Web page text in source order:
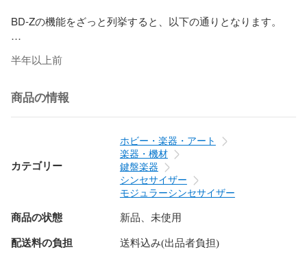
BD-Zの機能をざっと列挙すると、以下の通りとなります。
- Decayをノブでコントール可能
- ベースの波形をSine waveとSquare waveの間で、ノブでブ
レンドして選択可能
- CV入力によるthrough-zero FM modulation（attenuator付）
- CV入力によるAM modulationコントロール（attenuator付）
- Pitchをノブでコントロール可能
- 1V/OctでオシレーターのPicthをコントロール可能
- AmpのEnvelopeを出力可能（通常のEnvelopeとInvertした
また、モジュールの写真を見て分かるように、機能のほとん
どはCVによるコントロールが可能です。
半年以上前
商品の情報
カテゴリー
ホビー・楽器・アート
楽器・機材
鍵盤楽器
シンセサイザー
モジュラーシンセサイザー
商品の状態 新品、未使用
配送料の負担 送料込み(出品者負担)